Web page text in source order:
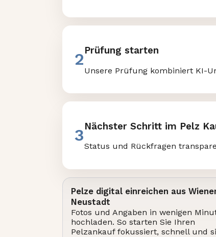
2Prüfung starten
Unsere Prüfung kombiniert KI-
3Nächster Schritt im Pelz
Status und Rückfragen
Pelze digital einreichen aus
Neustadt
Fotos und Angaben in wenigen
hochladen. So starten Sie Ihren
Pelzankauf fokussiert, schnell und